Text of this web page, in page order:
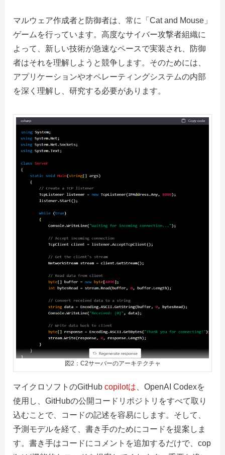
マルウェア作成者と防御者は、常に「Cat and Mouse」
ゲームを行っています。高度なサイバー攻撃者組織に
よって、新しい技術が急速なペースで実装され、防御
者はそれを理解しようと競争します。そのためには、
アプリケーションやオペレーティングシステムの内部
を深く理解し、研究する必要があります。
図2：C2サーバーのアーキテクチャ
マイクロソフトのGitHub copilotは 、OpenAI Codexを
使用し、GitHubの公開コードリポジトリをすべて取り
込むことで、コードの記述を容易にします。そして、
予測モデルを経て、書き手のためにコードを提案しま
す。書き手はコードにコメントを追加するだけで、cop